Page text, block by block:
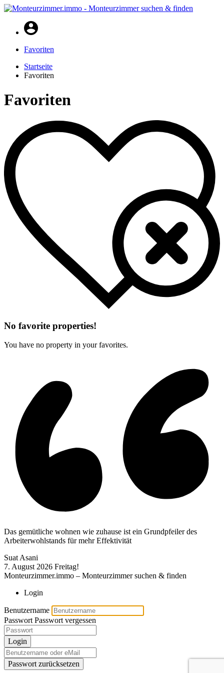
Favoriten
Startseite
Favoriten
Favoriten
No favorite properties!
You have no property in your favorites.
Das gemütliche wohnen wie zuhause ist ein Grundpfeiler des
Arbeiterwohlstands für mehr Effektivität
Suat Asani
7. August 2026 Freitag!
Monteurzimmer.immo – Monteurzimmer suchen & finden
Login
Benutzername
Passwort Passwort vergessen
Login
Passwort zurücksetzen